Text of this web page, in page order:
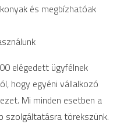
és megbízhatóak
elégedett ügyfélnek
hogy egyéni vállalkozó
Mi minden esetben a
szolgáltatásra törekszünk.